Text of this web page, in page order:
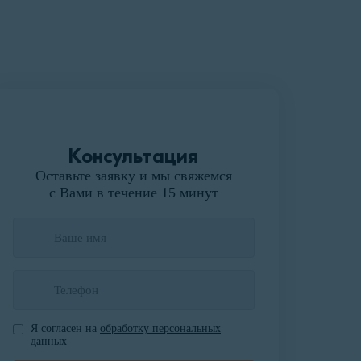
Консультация
Оставьте заявку и мы свяжемся
с Вами в течение 15 минут
Я согласен на обработку персональных
данных